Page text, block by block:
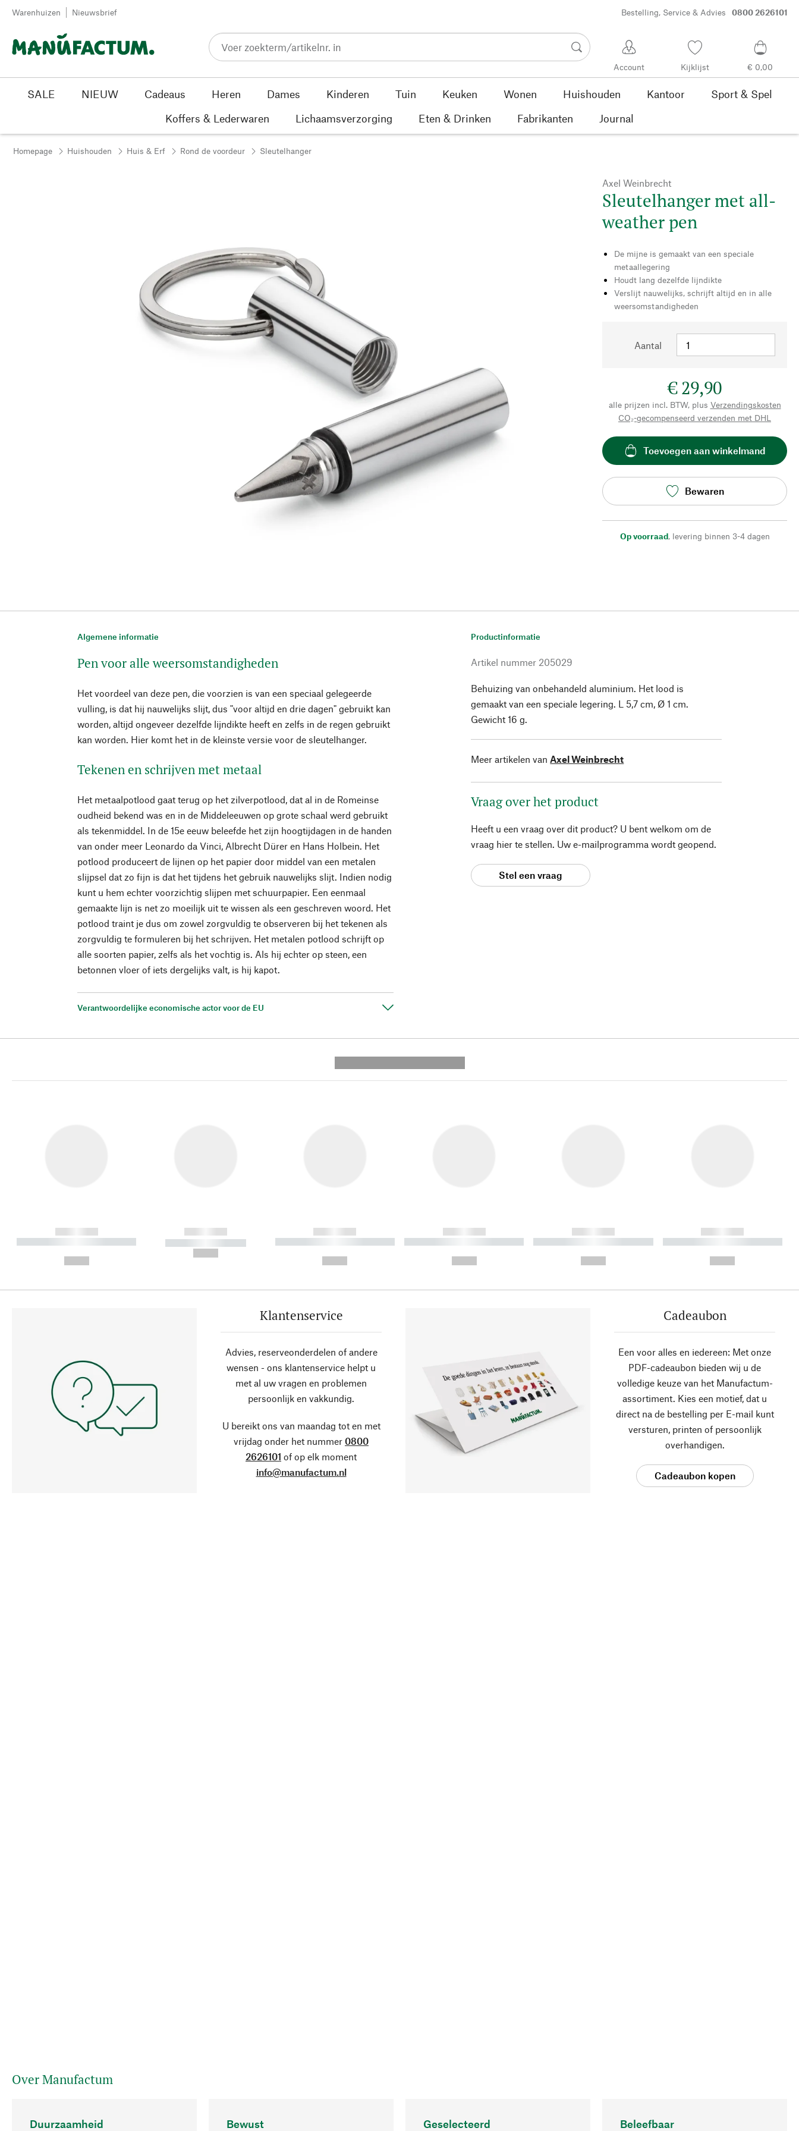
Passer au contenu
Warenhuizen Nieuwsbrief Bestelling, Service & Advies 0800 2626101
Account Kijklijst € 0,00
SALE NIEUW Cadeaus Heren Dames Kinderen Tuin Keuken Wonen Huishouden Kantoor
Sport & Spel
Koffers & Lederwaren
Lichaamsverzorging Eten & Drinken Fabrikanten Journal
Homepage Huishouden Huis & Erf Rond de voordeur Sleutelhanger
Axel Weinbrecht
Sleutelhanger met all-
weather pen
De mijne is gemaakt van een speciale
metaallegering
Houdt lang dezelfde lijndikte
Verslijt nauwelijks, schrijft altijd en in alle
weersomstandigheden
Aantal
€ 29,90
alle prijzen incl. BTW, plus Verzendingskosten
CO₂-gecompenseerd verzenden met DHL
Toevoegen aan winkelmand
Bewaren
Op voorraad, levering binnen 3-4 dagen
Algemene informatie
Pen voor alle weersomstandigheden
Het voordeel van deze pen, die voorzien is van een speciaal gelegeerde
vulling, is dat hij nauwelijks slijt, dus "voor altijd en drie dagen" gebruikt kan
worden, altijd ongeveer dezelfde lijndikte heeft en zelfs in de regen gebruikt
kan worden. Hier komt het in de kleinste versie voor de sleutelhanger.
Tekenen en schrijven met metaal
Het metaalpotlood gaat terug op het zilverpotlood, dat al in de Romeinse
oudheid bekend was en in de Middeleeuwen op grote schaal werd gebruikt
als tekenmiddel. In de 15e eeuw beleefde het zijn hoogtijdagen in de handen
van onder meer Leonardo da Vinci, Albrecht Dürer en Hans Holbein. Het
potlood produceert de lijnen op het papier door middel van een metalen
slijpsel dat zo fijn is dat het tijdens het gebruik nauwelijks slijt. Indien nodig
kunt u hem echter voorzichtig slijpen met schuurpapier. Een eenmaal
gemaakte lijn is net zo moeilijk uit te wissen als een geschreven woord. Het
potlood traint je dus om zowel zorgvuldig te observeren bij het tekenen als
zorgvuldig te formuleren bij het schrijven. Het metalen potlood schrijft op
alle soorten papier, zelfs als het vochtig is. Als hij echter op steen, een
betonnen vloer of iets dergelijks valt, is hij kapot.
Verantwoordelijke economische actor voor de EU
Productinformatie
Artikel nummer 205029
Behuizing van onbehandeld aluminium. Het lood is
gemaakt van een speciale legering. L 5,7 cm, Ø 1 cm.
Gewicht 16 g.
Meer artikelen van Axel Weinbrecht
Vraag over het product
Heeft u een vraag over dit product? U bent welkom om de
vraag hier te stellen. Uw e-mailprogramma wordt geopend.
Stel een vraag
------------
----------- ----------- ----------
------------
----------- -----------
------------
----------- ----------- ----------
------------
----------- ----------- ----------
------------
----------- ----------- ----------
------------
----------- ----------- ----------
Klantenservice
Advies, reserveonderdelen of andere
wensen - ons klantenservice helpt u
met al uw vragen en problemen
persoonlijk en vakkundig.
U bereikt ons van maandag tot en met
vrijdag onder het nummer 0800
2626101 of op elk moment
info@manufactum.nl
Cadeaubon
Een voor alles en iedereen: Met onze
PDF-cadeaubon bieden wij u de
volledige keuze van het Manufactum-
assortiment. Kies een motief, dat u
direct na de bestelling per E-mail kunt
versturen, printen of persoonlijk
overhandigen.
Cadeaubon kopen
Over Manufactum
Duurzaamheid Bewust Geselecteerd Beleefbaar